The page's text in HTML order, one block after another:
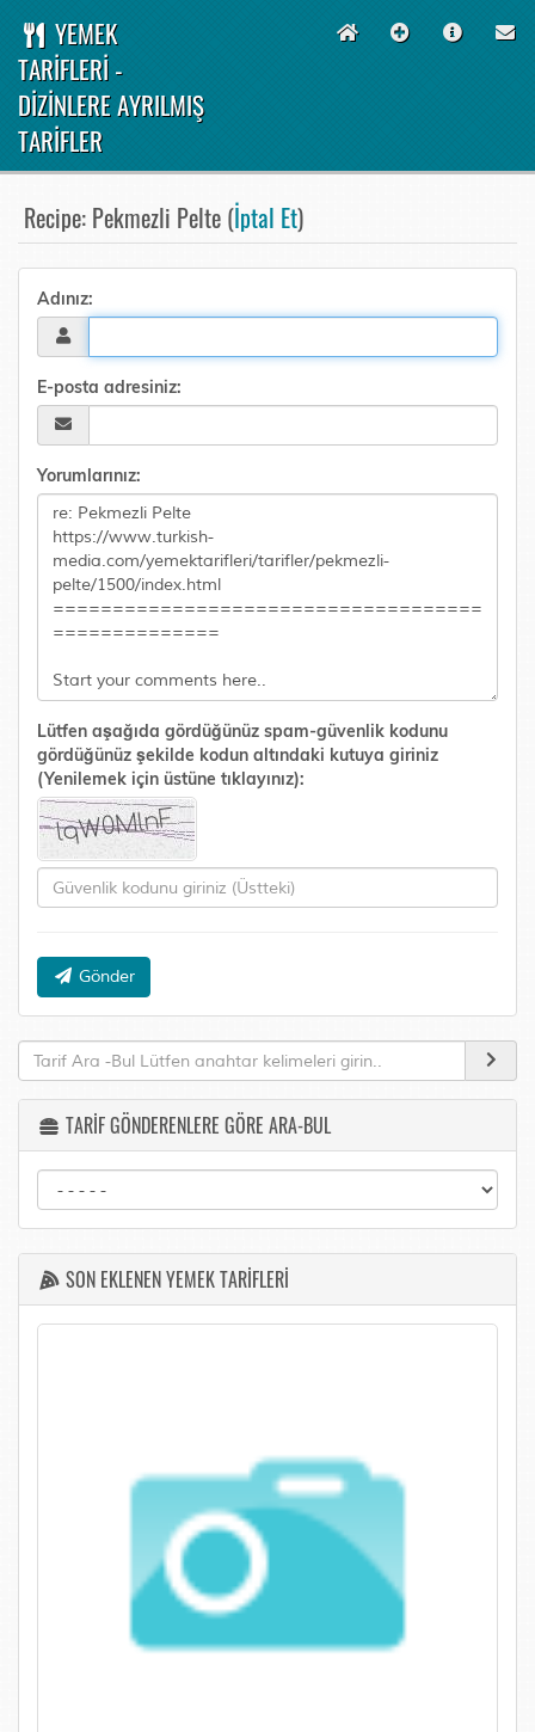
YEMEK
TARİFLERİ -
DİZİNLERE AYRILMIŞ
TARİFLER
Recipe: Pekmezli Pelte (İptal Et)
Adınız:
E-posta adresiniz:
Yorumlarınız:
Lütfen aşağıda gördüğünüz spam-güvenlik kodunu
gördüğünüz şekilde kodun altındaki kutuya giriniz
(Yenilemek için üstüne tıklayınız):
Gönder
TARİF GÖNDERENLERE GÖRE ARA-BUL
SON EKLENEN YEMEK TARİFLERİ